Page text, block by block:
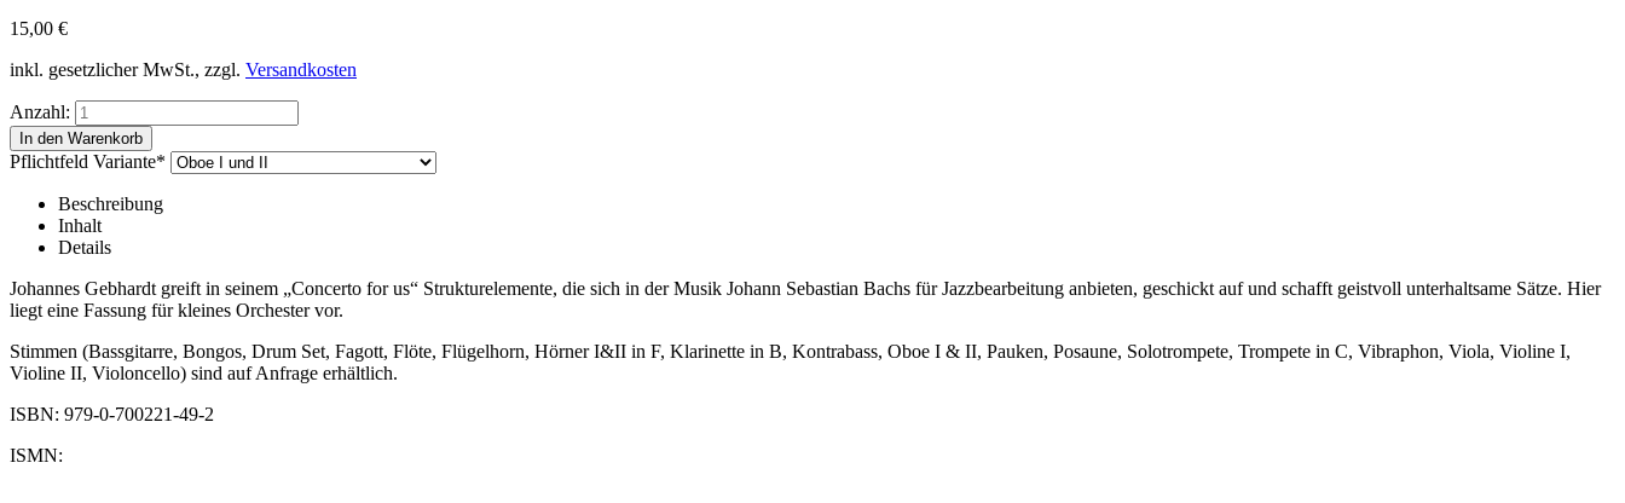
15,00 €
inkl. gesetzlicher MwSt., zzgl. Versandkosten
Anzahl:
Pflichtfeld Variante*
Beschreibung
Inhalt
Details
Johannes Gebhardt greift in seinem „Concerto for us“ Strukturelemente, die sich in der Musik Johann Sebastian Bachs für Jazzbearbeitung anbieten, geschickt auf und schafft geistvoll unterhaltsame Sätze. Hier
liegt eine Fassung für kleines Orchester vor.
Stimmen (Bassgitarre, Bongos, Drum Set, Fagott, Flöte, Flügelhorn, Hörner I&II in F, Klarinette in B, Kontrabass, Oboe I & II, Pauken, Posaune, Solotrompete, Trompete in C, Vibraphon, Viola, Violine I,
Violine II, Violoncello) sind auf Anfrage erhältlich.
ISBN: 979-0-700221-49-2
ISMN: